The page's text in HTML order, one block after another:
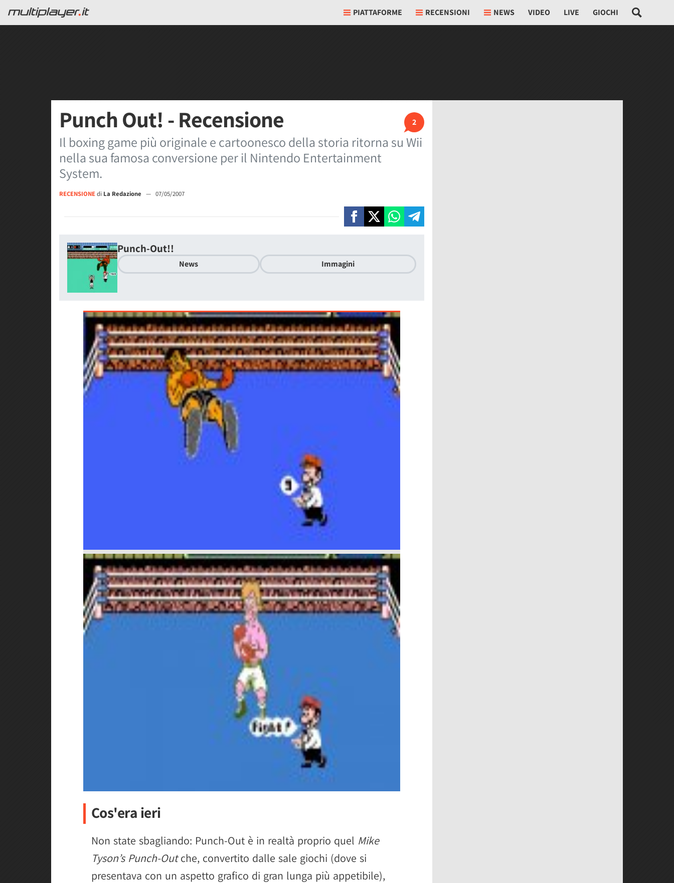
PIATTAFORME RECENSIONI NEWS VIDEO LIVE GIOCHI
2
Punch Out! - Recensione
Il boxing game più originale e cartoonesco della storia ritorna su Wii
nella sua famosa conversione per il Nintendo Entertainment
System.
RECENSIONEdi La Redazione — 07/05/2007
Punch-Out!!
News Immagini
Cos'era ieri
Non state sbagliando: Punch-Out è in realtà proprio quel Mike
Tyson’s Punch-Outche, convertito dalle sale giochi (dove si
presentava con un aspetto grafico di gran lunga più appetibile),